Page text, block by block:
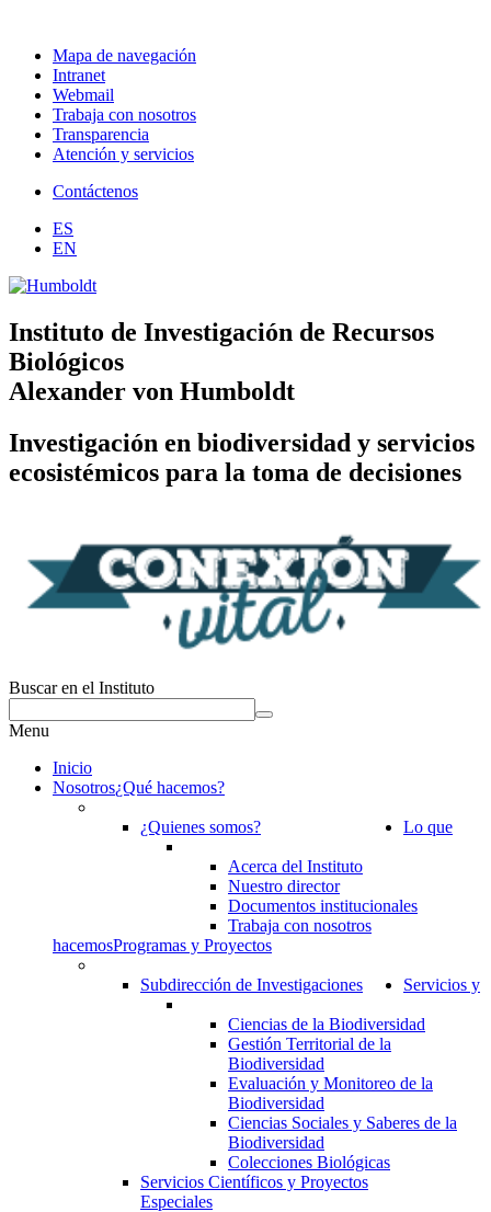
Mapa de navegación
Intranet
Webmail
Trabaja con nosotros
Transparencia
Atención y servicios
Contáctenos
ES
EN
Instituto de Investigación de Recursos
Biológicos
Alexander von Humboldt
Investigación en biodiversidad y servicios
ecosistémicos para la toma de decisiones
Buscar en el Instituto
Menu
Inicio
Nosotros¿Qué hacemos?
¿Quienes somos?
Acerca del Instituto
Nuestro director
Documentos institucionales
Trabaja con nosotros
Lo que
hacemosProgramas y Proyectos
Subdirección de Investigaciones
Ciencias de la Biodiversidad
Gestión Territorial de la
Biodiversidad
Evaluación y Monitoreo de la
Biodiversidad
Ciencias Sociales y Saberes de la
Biodiversidad
Colecciones Biológicas
Servicios Científicos y Proyectos
Especiales
Servicios y